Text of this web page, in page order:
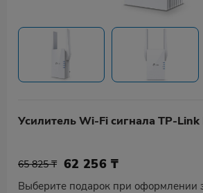
Усилитель Wi-Fi сигнала TP-
65 825 ₸ 62 256 ₸
Выберите подарок при оформлении